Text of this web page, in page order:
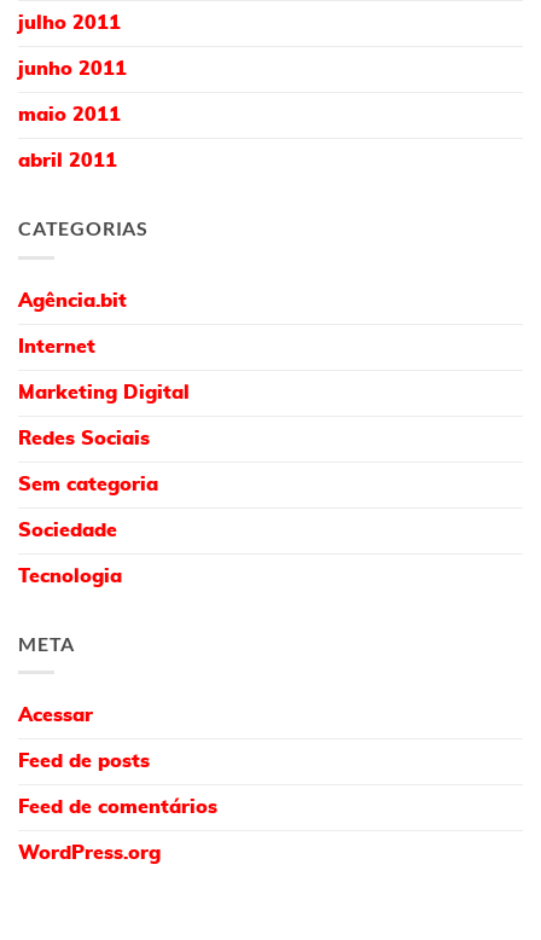
julho 2011
junho 2011
maio 2011
abril 2011
CATEGORIAS
Agência.bit
Internet
Marketing Digital
Redes Sociais
Sem categoria
Sociedade
Tecnologia
META
Acessar
Feed de posts
Feed de comentários
WordPress.org